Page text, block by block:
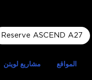
Reserve ASCEND A27
مشاريع لويتن المواقع